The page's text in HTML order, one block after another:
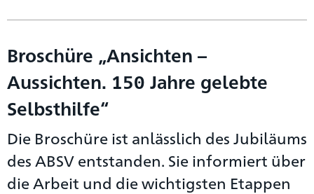
Broschüre „Ansichten –
Aussichten. 150 Jahre gelebte
Selbsthilfe“
Die Broschüre ist anlässlich des Jubiläums
des ABSV entstanden. Sie informiert über
die Arbeit und die wichtigsten Etappen